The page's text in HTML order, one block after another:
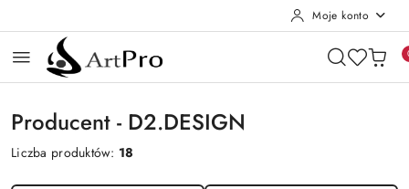
Moje konto
Producent - D2.DESIGN
Liczba produktów: 18